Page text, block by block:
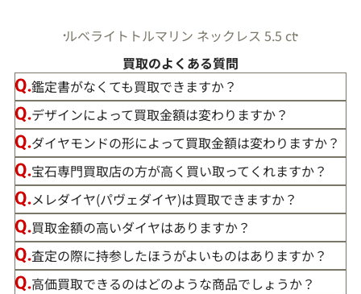
ルベライトトルマリン ネックレス 5.5 ct
買取のよくある質問
鑑定書がなくても買取できますか？
デザインによって買取金額は変わりますか？
ダイヤモンドの形によって買取金額は変わりますか？
宝石専門買取店の方が高く買い取ってくれますか？
メレダイヤ(パヴェダイヤ)は買取できますか？
買取金額の高いダイヤはありますか？
査定の際に持参したほうがよいものはありますか？
高価買取できるのはどのような商品でしょうか？